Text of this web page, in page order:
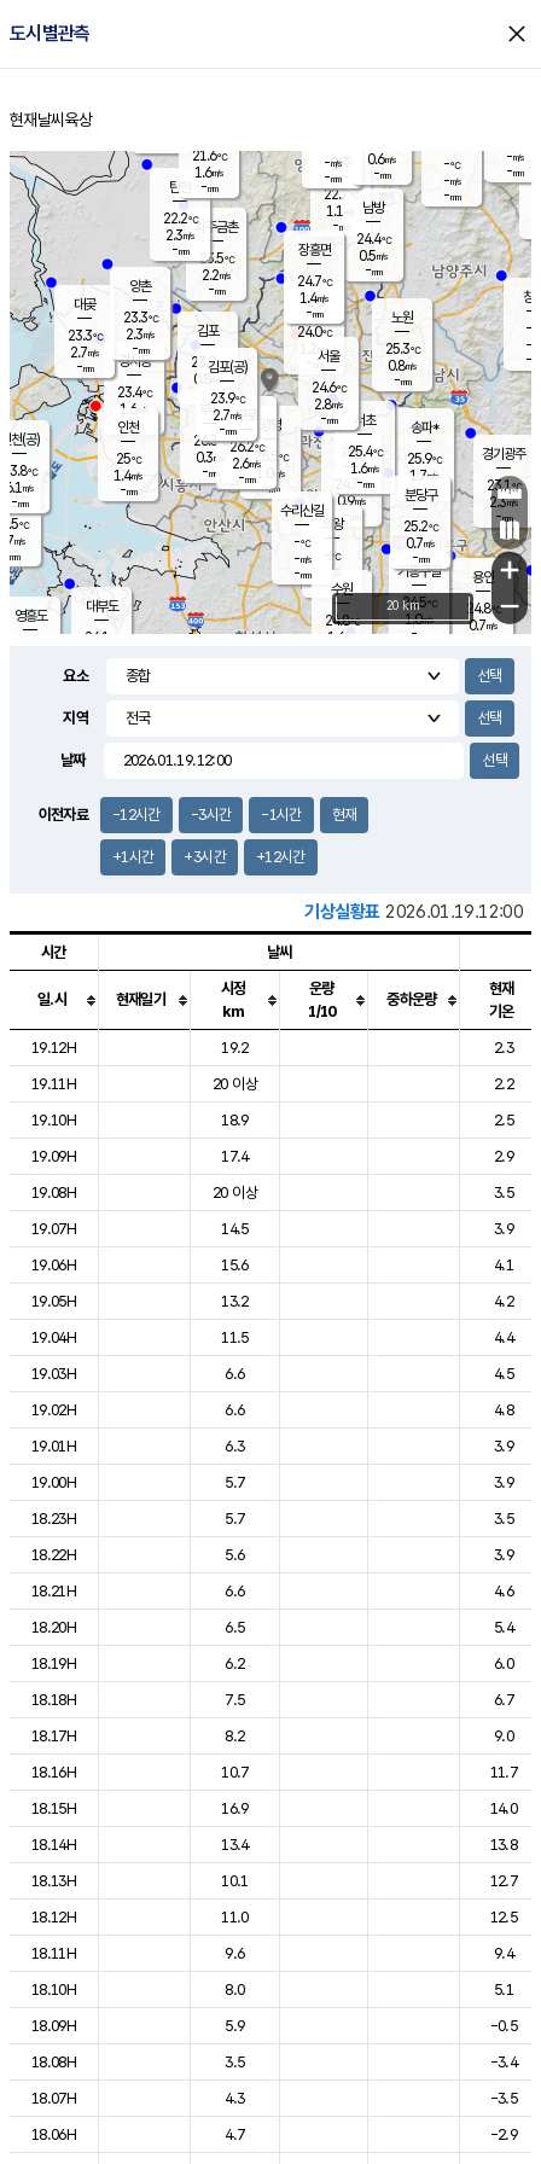
도시별관측 close
홈
현재날씨 육상
의도
℃
m/s
mm
영흥도
양주
22.7℃
1.1
-mm
과천
24.7℃
0.9m/s
- mm
용인
24.8℃
0.7m/s
경기광주
23.1℃
2.3m/s
-mm
1.6m/s
대부도
24.1
경서동
23.4℃
1.6 m/s
-mm
파주금촌
23.5℃
2.2m/s
-mm
-℃
-m/s
-mm
대곶
23.3℃
2.7m/s
-mm
창
-
-m/
-
탄현
22.2℃
2.3m/s
-mm
-m/s
-mm
의왕
- ℃
m/s
mm
김포
23.9℃
0.8 m/s
mm
광명
26.5 ℃
1.0 m/s
-mm
부천
26.3℃
0.3m/s
-mm
양촌
23.3℃
2.3m/s
-mm
구로
26.2℃
2.6m/s
-mm
은평
24.0℃
1.2 m/s
- mm
노원
25.3℃
0.8m/s
-mm
송파*
25.9℃
1.7m/s
-mm
서초
25.4℃
1.6m/s
-mm
남방
24.4℃
0.5m/s
-mm
기흥구갈
24.5℃
1.0m/s
-
수리산길
-℃
-m/s
-mm
분당구
25.2℃
0.7m/s
-mm
장흥면
24.7℃
1.4m/s
-mm
-m/s
-mm
인천(공)
23.8℃
6.1 m/s
-mm
김포(공)
23.9℃
2.7m/s
-mm
수원
24.8℃
1.6 m/s
인천
25℃
1.4m/s
-mm
서울
24.6℃
2.8m/s
-mm
21.6℃
1.6m/s
-mm
0.6m/s
-mm
+
−
20 km
요소
지역
날짜
이전자료 -12시간 -3시간 -1시간 현재
+1시간 +3시간 +12시간
기상실황표 2026.01.19.12:00
도시별 기상실황표로 지점, 날씨, 기온, 강수, 바람, 기압등을 안내한 표입
시간 날씨
일.시 현재일기
시정
km
운량
1/10
중하운량
현재
기온
19.12H
19.2
2.3
19.11H
20 이상
2.2
19.10H
18.9
2.5
19.09H
17.4
2.9
19.08H
20 이상
3.5
19.07H
14.5
3.9
19.06H
15.6
4.1
19.05H
13.2
4.2
19.04H
11.5
4.4
19.03H
6.6
4.5
19.02H
6.6
4.8
19.01H
6.3
3.9
19.00H
5.7
3.9
18.23H
5.7
3.5
18.22H
5.6
3.9
18.21H
6.6
4.6
18.20H
6.5
5.4
18.19H
6.2
6.0
18.18H
7.5
6.7
18.17H
8.2
9.0
18.16H
10.7
11.7
18.15H
16.9
14.0
18.14H
13.4
13.8
18.13H
10.1
12.7
18.12H
11.0
12.5
18.11H
9.6
9.4
18.10H
8.0
5.1
18.09H
5.9
-0.5
18.08H
3.5
-3.4
18.07H
4.3
-3.5
18.06H
4.7
-2.9